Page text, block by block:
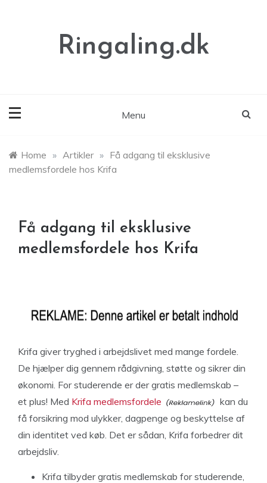
Ringaling.dk
Menu
Home » Artikler » Få adgang til eksklusive
medlemsfordele hos Krifa
Få adgang til eksklusive
medlemsfordele hos Krifa
Krifa giver tryghed i arbejdslivet med mange fordele.
De hjælper dig gennem rådgivning, støtte og sikrer din
økonomi. For studerende er der gratis medlemskab –
et plus! Med Krifa medlemsfordele
kan du
få forsikring mod ulykker, dagpenge og beskyttelse af
din identitet ved køb. Det er sådan, Krifa forbedrer dit
arbejdsliv.
Krifa tilbyder gratis medlemskab for studerende,